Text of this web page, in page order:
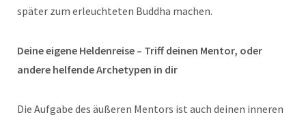
später zum erleuchteten Buddha machen.
Deine eigene Heldenreise – Triff deinen Mentor, oder
andere helfende Archetypen in dir
Die Aufgabe des äußeren Mentors ist auch deinen inneren